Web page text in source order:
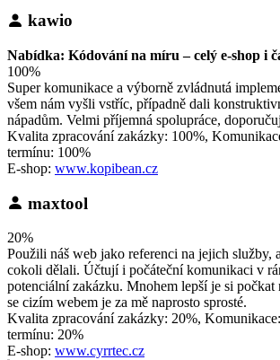
kawio
Nabídka: Kódování na míru – celý e-shop i
100%
Super komunikace a výborně zvládnutá
všem nám vyšli vstříc, případně dali
nápadům. Velmi příjemná spolupráce,
Kvalita zpracování zakázky: 100%,
termínu: 100%
E-shop: www.kopibean.cz
maxtool
20%
Použili náš web jako referenci na jejich služby,
cokoli dělali. Účtují i počáteční komunikaci v
potenciální zakázku. Mnohem lepší je si
se cizím webem je za mě naprosto sprosté.
Kvalita zpracování zakázky: 20%,
termínu: 20%
E-shop: www.cyrrtec.cz